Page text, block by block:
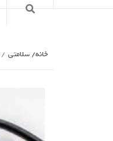
خانه سلامتی